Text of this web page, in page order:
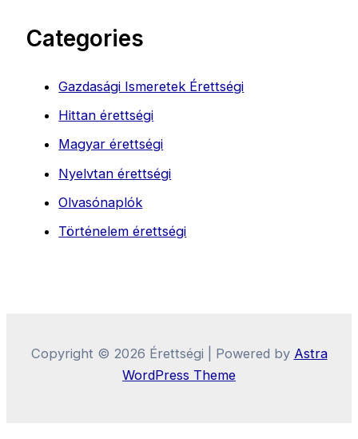
Categories
Gazdasági Ismeretek Érettségi
Hittan érettségi
Magyar érettségi
Nyelvtan érettségi
Olvasónaplók
Történelem érettségi
Copyright © 2026 Érettségi | Powered by Astra
WordPress Theme